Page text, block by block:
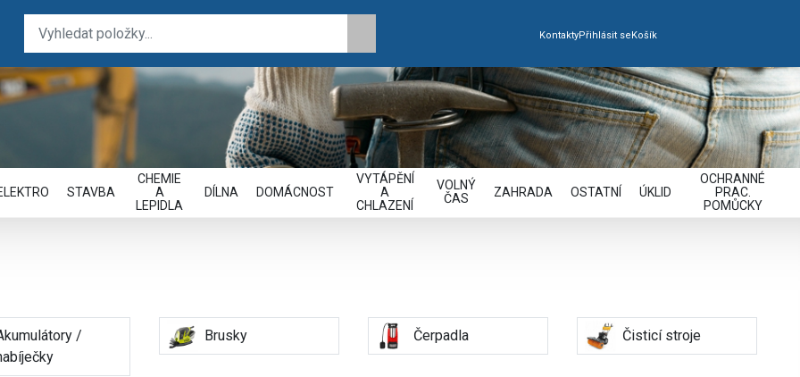
KontaktyPřihlásit se Košík
STAVBA
CHEMIE
A
LEPIDLA
DÍLNA DOMÁCNOST
VYTÁPĚNÍ
A
CHLAZENÍ
VOLNÝ
ČAS
ZAHRADA OSTATNÍ ÚKLID
OCHRANNÉ
PRAC.
POMŮCKY
/
Brusky Čerpadla Čisticí stroje